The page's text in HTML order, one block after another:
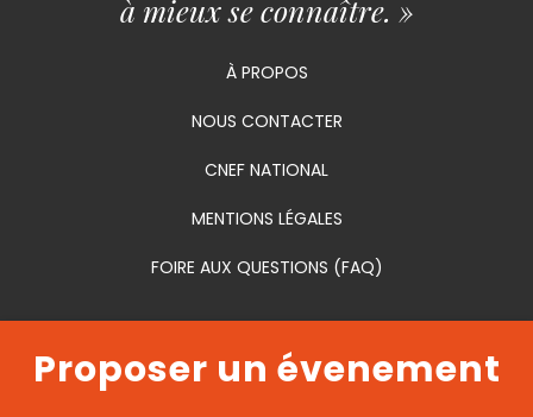
à mieux se connaître. »
À PROPOS
NOUS CONTACTER
CNEF NATIONAL
MENTIONS LÉGALES
FOIRE AUX QUESTIONS (FAQ)
Proposer un évenement